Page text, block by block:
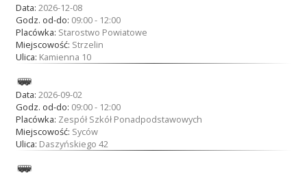
Data: 2026-12-08
Godz. od-do: 09:00 - 12:00
Placówka: Starostwo Powiatowe
Miejscowość: Strzelin
Ulica: Kamienna 10
Data: 2026-09-02
Godz. od-do: 09:00 - 12:00
Placówka: Zespół Szkół Ponadpodstawowych
Miejscowość: Syców
Ulica: Daszyńskiego 42